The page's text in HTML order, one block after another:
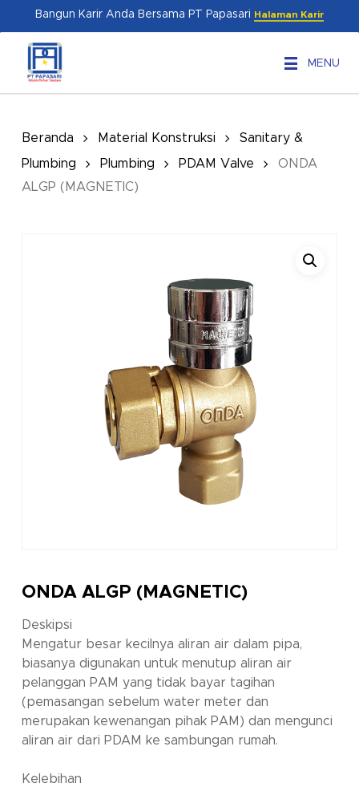
content
Bangun Karir Anda Bersama PT Papasari Halaman Karir
MENU
Beranda Material Konstruksi
Sanitary &
Plumbing
Plumbing PDAM Valve
ONDA
ALGP (MAGNETIC)
ONDA ALGP (MAGNETIC)
Deskipsi
Mengatur besar kecilnya aliran air dalam pipa,
biasanya digunakan untuk menutup aliran air
pelanggan PAM yang tidak bayar tagihan
(pemasangan sebelum water meter dan
merupakan kewenangan pihak PAM) dan mengunci
aliran air dari PDAM ke sambungan rumah.
Kelebihan
Menu